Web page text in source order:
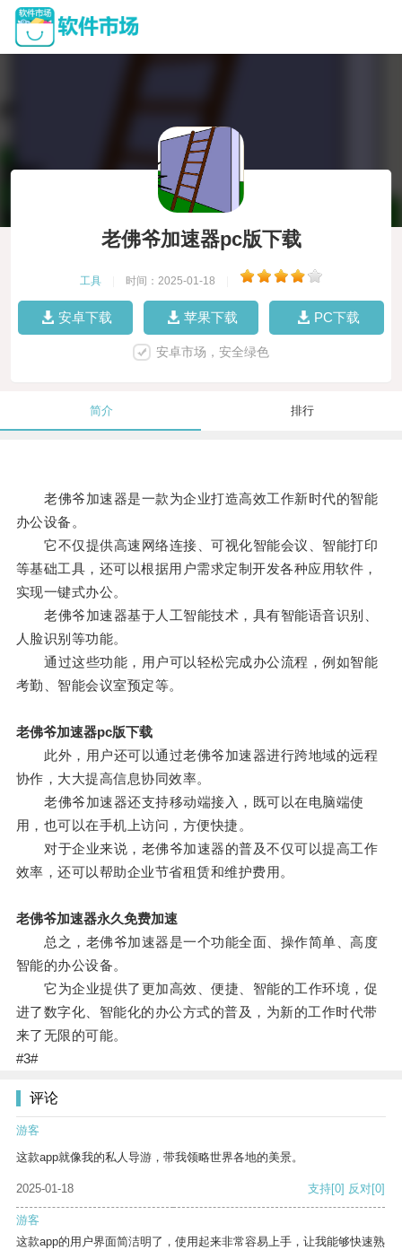
老佛爷加速器pc版下载
工具 时间：2025-01-18
安卓下载 苹果下载 PC下载
安卓市场，安全绿色
简介 排行
老佛爷加速器是一款为企业打造高效工作新时代的智能
办公设备。
它不仅提供高速网络连接、可视化智能会议、智能打印
等基础工具，还可以根据用户需求定制开发各种应用软件，
实现一键式办公。
老佛爷加速器基于人工智能技术，具有智能语音识别、
人脸识别等功能。
通过这些功能，用户可以轻松完成办公流程，例如智能
考勤、智能会议室预定等。
老佛爷加速器pc版下载
此外，用户还可以通过老佛爷加速器进行跨地域的远程
协作，大大提高信息协同效率。
老佛爷加速器还支持移动端接入，既可以在电脑端使
用，也可以在手机上访问，方便快捷。
对于企业来说，老佛爷加速器的普及不仅可以提高工作
效率，还可以帮助企业节省租赁和维护费用。
老佛爷加速器永久免费加速
总之，老佛爷加速器是一个功能全面、操作简单、高度
智能的办公设备。
它为企业提供了更加高效、便捷、智能的工作环境，促
进了数字化、智能化的办公方式的普及，为新的工作时代带
来了无限的可能。
#3#
评论
游客
这款app就像我的私人导游，带我领略世界各地的美景。
2025-01-18 支持[0] 反对[0]
游客
这款app的用户界面简洁明了，使用起来非常容易上手，让我能够快速熟